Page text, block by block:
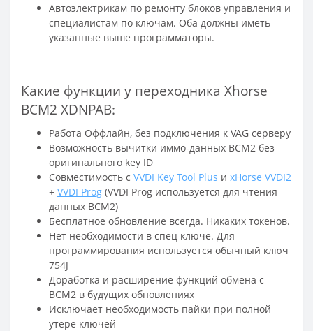
Автоэлектрикам по ремонту блоков управления и
специалистам по ключам. Оба должны иметь
указанные выше программаторы.
Какие функции у переходника Xhorse
BCM2 XDNPAB:
Работа Оффлайн, без подключения к VAG серверу
Возможность вычитки иммо-данных BCM2 без
оригинального key ID
Совместимость с VVDI Key Tool Plus и xHorse VVDI2
+ VVDI Prog (VVDI Prog используется для чтения
данных BCM2)
Бесплатное обновление всегда. Никаких токенов.
Нет необходимости в спец ключе. Для
программирования используется обычный ключ
754J
Доработка и расширение функций обмена с
BCM2 в будущих обновлениях
Исключает необходимость пайки при полной
утере ключей